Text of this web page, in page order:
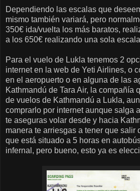
Dependiendo las escalas que
mismo también variará, pero
350€ ida/vuelta los más baratos,
a los 650€ realizando una sola
Para el vuelo de Lukla tenemos 2
internet en la web de Yeti Airlines, o
en el aeropuerto o en alguna de las
Kathmandú de Tara Air, la compañía
de vuelos de Kathmandú a Lukla,
comprarlo por internet aunque salga
te aseguras volar desde y hacia
manera te arriesgas a tener que salir
que está situado a 5 horas en
infernal, pero bueno, esto ya es